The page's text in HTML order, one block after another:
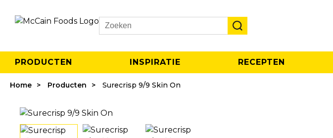
Search
PRODUCTEN INSPIRATIE RECEPTEN
Home Producten Surecrisp 9/9 Skin On